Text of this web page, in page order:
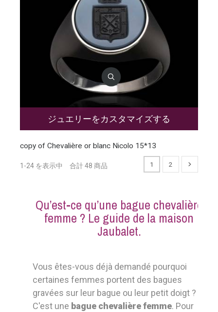
ジュエリーをカスタマイズする
copy of Chevalière or blanc Nicolo 15*13
1-24 を表示中 合計 48 商品 1 2
Qu’est-ce qu’une bague chevalière
femme ? Le guide de la maison
Jaubalet.
Vous êtes-vous déjà demandé pourquoi
certaines femmes portent des bagues
gravées sur leur bague ou leur petit doigt ?
C'est une bague chevalière femme. Pour